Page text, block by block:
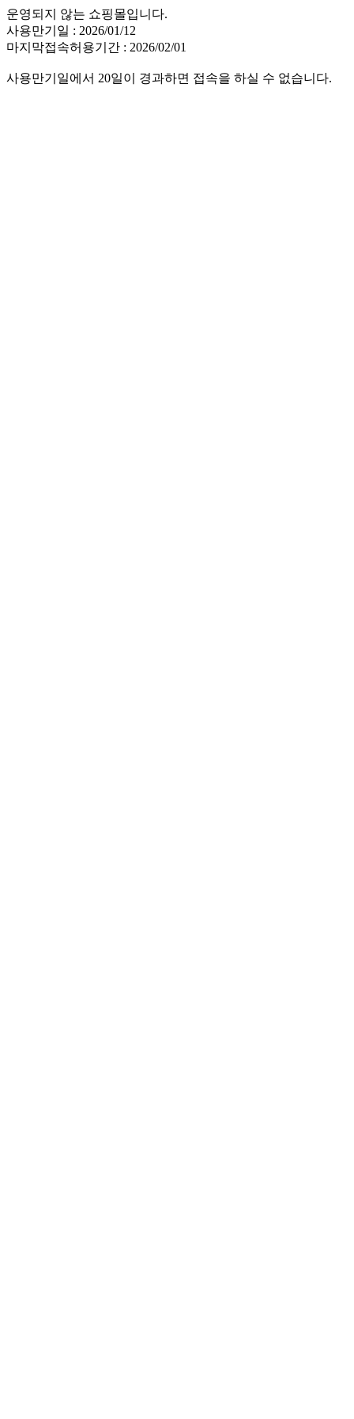
운영되지 않는 쇼핑몰입니다.
사용만기일 : 2026/01/12
마지막접속허용기간 : 2026/02/01
사용만기일에서 20일이 경과하면 접속을 하실 수 없습니다.